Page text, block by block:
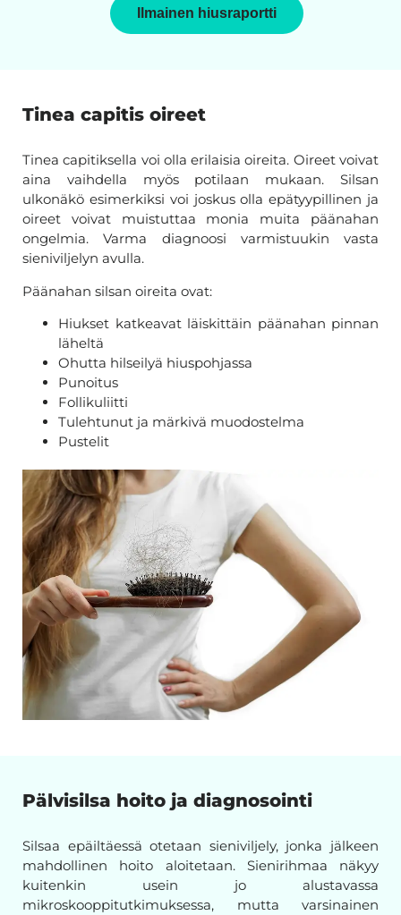
Ilmainen hiusraportti
Tinea capitis oireet
Tinea capitiksella voi olla erilaisia oireita. Oireet voivat
aina vaihdella myös potilaan mukaan. Silsan
ulkonäkö esimerkiksi voi joskus olla epätyypillinen ja
oireet voivat muistuttaa monia muita päänahan
ongelmia. Varma diagnoosi varmistuukin vasta
sieniviljelyn avulla.
Päänahan silsan oireita ovat:
Hiukset katkeavat läiskittäin päänahan pinnan
läheltä
Ohutta hilseilyä hiuspohjassa
Punoitus
Follikuliitti
Tulehtunut ja märkivä muodostelma
Pustelit
Pälvisilsa hoito ja diagnosointi
Silsaa epäiltäessä otetaan sieniviljely, jonka jälkeen
mahdollinen hoito aloitetaan. Sienirihmaa näkyy
kuitenkin usein jo alustavassa
mikroskooppitutkimuksessa, mutta varsinainen